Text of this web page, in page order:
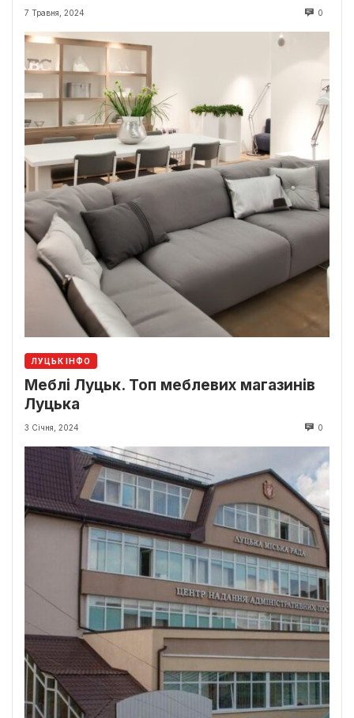
7 Травня, 2024 0
ЛУЦЬК ІНФО
Меблі Луцьк. Топ меблевих магазинів
Луцька
3 Січня, 2024 0